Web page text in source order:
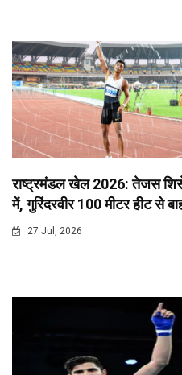
राष्ट्रमंडल खेल 2026: तेजस
में, गुरिंदरवीर 100 मीटर हीट से
27 Jul, 2026